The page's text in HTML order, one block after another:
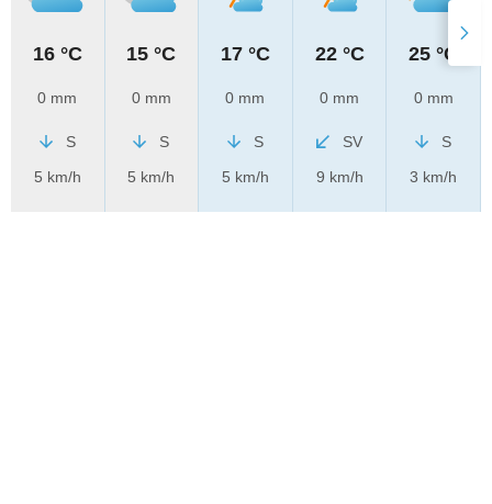
16 °C
0 mm
S
5 km/h
15 °C
0 mm
S
5 km/h
17 °C
0 mm
S
5 km/h
22 °C
0 mm
SV
9 km/h
25 °C
0 mm
S
3 km/h